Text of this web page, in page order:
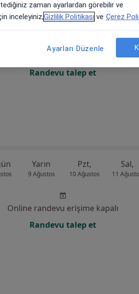
Yarın
9 Ağustos
Pzt,
10 Ağustos
Sal,
11
Online randevu erişime kapalı
Randevu talep et
Yarın
9 Ağustos
Pzt,
10 Ağustos
Sal,
11
Online randevu erişime kapalı
Randevu talep et
zaman ayarlardan görebilir ve
inceleyiniz,Gizlilik Politikası ve Çerez
Ayarları Düzenle